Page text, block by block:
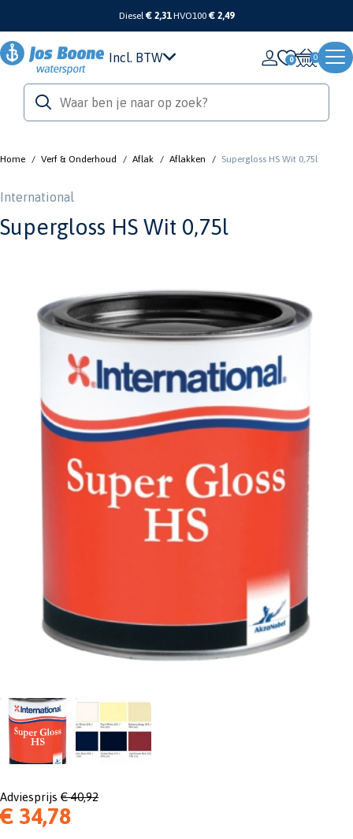
Diesel€ 2,31 HVO100 € 2,49
Incl. BTW 0
Home / Verf & Onderhoud / Aflak / Aflakken / Supergloss HS Wit 0,75l
International
Supergloss HS Wit 0,75l
Adviesprijs € 40,92
€ 34,78